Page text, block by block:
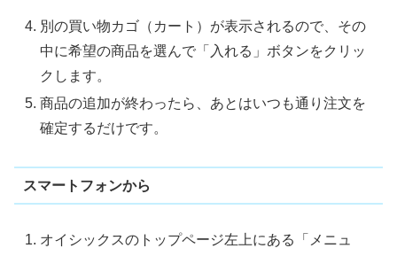
別の買い物カゴ（カート）が表示されるので、その
中に希望の商品を選んで「入れる」ボタンをクリッ
クします。
商品の追加が終わったら、あとはいつも通り注文を
確定するだけです。
スマートフォンから
オイシックスのトップページ左上にある「メニュ